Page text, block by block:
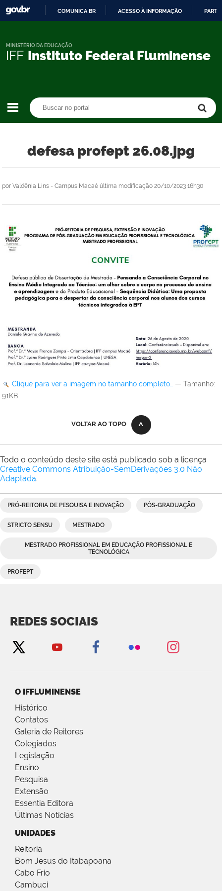
CONTEÚDO
COMUNICA BR ACESSO À INFORMAÇÃO
IFF Instituto Federal Fluminense
MINISTÉRIO DA EDUCAÇÃO
defesa profept 26.08.jpg
por Valdênia Lins - Campus Macaé última modificação 20/10/2023 16h30
Clique para ver a imagem no tamanho completo… — Tamanho:
91KB
VOLTAR AO TOPO
Todo o conteúdo deste site está publicado sob a licença
Creative Commons Atribuição-SemDerivações 3.0 Não
Adaptada.
PRÓ-REITORIA DE PESQUISA E INOVAÇÃO PÓS-GRADUAÇÃO
STRICTO SENSU MESTRADO
MESTRADO PROFISSIONAL EM EDUCAÇÃO PROFISSIONAL E
TECNOLÓGICA
PROFEPT
REDES SOCIAIS
O IFFLUMINENSE
Histórico
Contatos
Galeria de Reitores
Colegiados
Legislação
Ensino
Pesquisa
Extensão
Essentia Editora
Últimas Notícias
UNIDADES
Reitoria
Bom Jesus do Itabapoana
Cabo Frio
Cambuci